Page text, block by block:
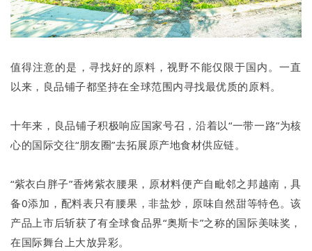
值得注意的是，寻找好的原料，视野不能仅限于国内。一直
以来，良品铺子都坚持在全球范围内寻找最优质的原料。
十年来，良品铺子积极响应国家号召，沿着以“一带一路”为核
心的国际交往“朋友圈”去拓展原产地食材供应链。
“紫衣白胖子”香烤紫衣腰果，原材料便产自毗邻之邦越南，具
备0添加，配料表只有腰果，非盐炒，原味自然甜等特色。该
产品上市后斩获了有全球食品界“奥斯卡”之称的国际美味奖，
在国际舞台上大放异彩。